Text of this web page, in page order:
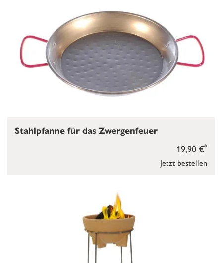
Jetzt bestellen
19,90 €*
Stahlpfanne für das Zwergenfeuer